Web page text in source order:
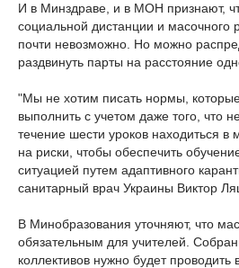
И в Минздраве, и в МОН признают,
социальной дистанции и масочного
почти невозможно. Но можно
раздвинуть парты на расстояние
"Мы не хотим писать нормы,
выполнить с учетом даже того, что
течение шести уроков находиться в
на риски, чтобы обеспечить
ситуацией путем адаптивного
санитарный врач Украины Виктор
В Минобразования уточняют, что
обязательным для учителей.
коллективов нужно будет